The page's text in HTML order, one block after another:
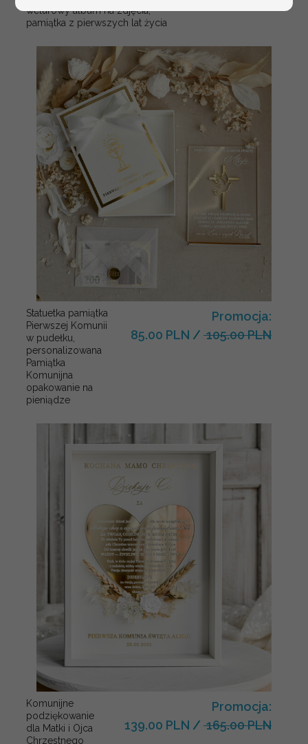
welurowy album na zdjęcia,
pamiątka z pierwszych lat życia
Statuetka pamiątka
Pierwszej Komunii
w pudełku,
personalizowana
Pamiątka
Komunijna
opakowanie na
pieniądze
Promocja:
85.00 PLN / 105.00 PLN
Komunijne
podziękowanie
dla Matki i Ojca
Chrzestnego
Promocja:
139.00 PLN / 165.00 PLN